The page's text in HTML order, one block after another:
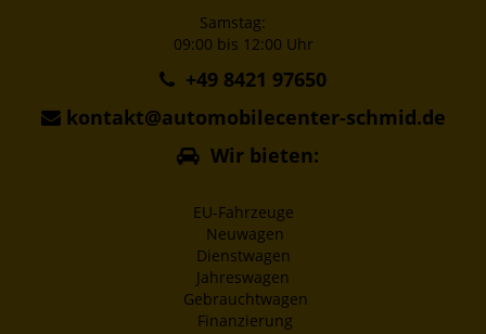
Samstag:
09:00 bis 12:00 Uhr
+49 8421 97650
kontakt@automobilecenter-schmid.de
Wir bieten:
EU-Fahrzeuge
Neuwagen
Dienstwagen
Jahreswagen
Gebrauchtwagen
Finanzierung